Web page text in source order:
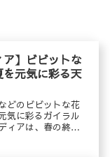
ア】ビビットな
元気に彩る天
どのビビットな花
気に彩るガイラル
ィアは、春の終わ